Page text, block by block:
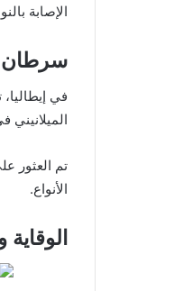
الإصابة
سرطان
في
تم العثور
الأنواع.